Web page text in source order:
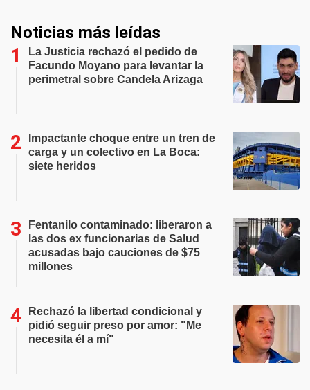
Noticias más leídas
La Justicia rechazó el pedido de
Facundo Moyano para levantar la
perimetral sobre Candela Arizaga
Impactante choque entre un tren de
carga y un colectivo en La Boca:
siete heridos
Fentanilo contaminado: liberaron a
las dos ex funcionarias de Salud
acusadas bajo cauciones de $75
millones
Rechazó la libertad condicional y
pidió seguir preso por amor: "Me
necesita él a mí"